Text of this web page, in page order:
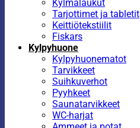
Kylmälaukut
Tarjottimet ja tabletit
Keittiötekstiilit
Fiskars
Kylpyhuone
Kylpyhuonematot
Tarvikkeet
Suihkuverhot
Pyyhkeet
Saunatarvikkeet
WC-harjat